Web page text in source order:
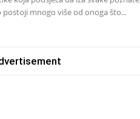
postoji mnogo više od onoga što...